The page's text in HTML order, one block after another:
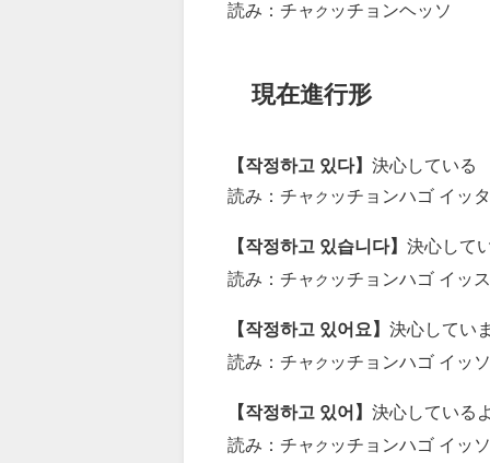
読み：チャ ク ッチョンヘッソ
現在進行形
【작정하고 있다】 決心している
読み：チャ ク ッチョンハゴ イッタ
【작정하고 있습니다】 決心して
読み：チャ ク ッチョンハゴ イッ
【작정하고 있어요】 決心してい
読み：チャ ク ッチョンハゴ イッ
【작정하고 있어】 決心している
読み：チャ ク ッチョンハゴ イッソ